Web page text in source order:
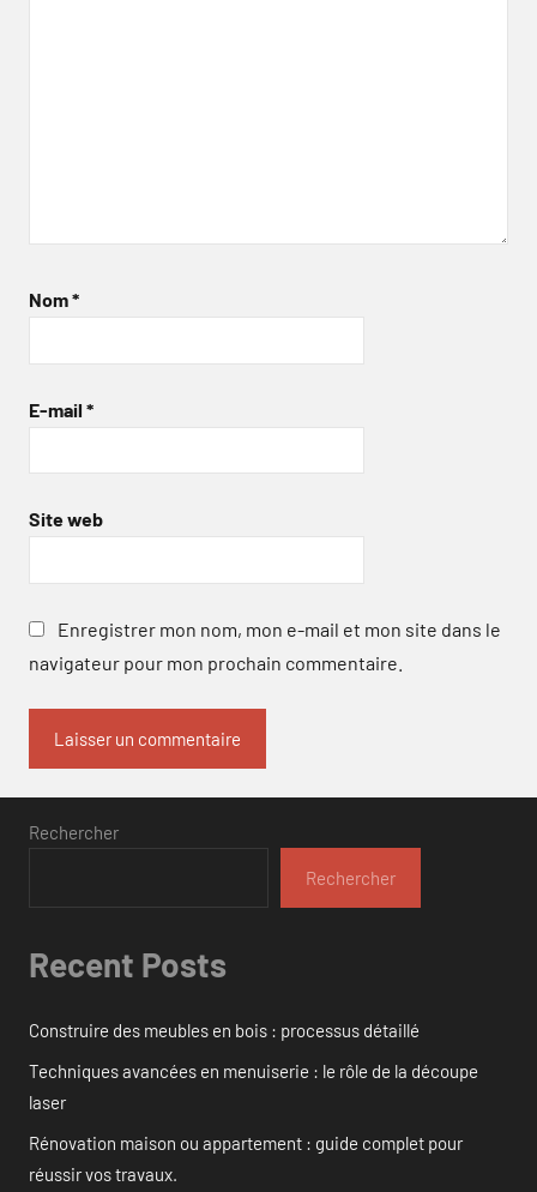
Nom*
E-mail *
Site web
Enregistrer mon nom, mon e-mail et mon site dans le
navigateur pour mon prochain commentaire.
Rechercher
Rechercher
Recent Posts
Construire des meubles en bois : processus détaillé
Techniques avancées en menuiserie : le rôle de la découpe
laser
Rénovation maison ou appartement : guide complet pour
réussir vos travaux.